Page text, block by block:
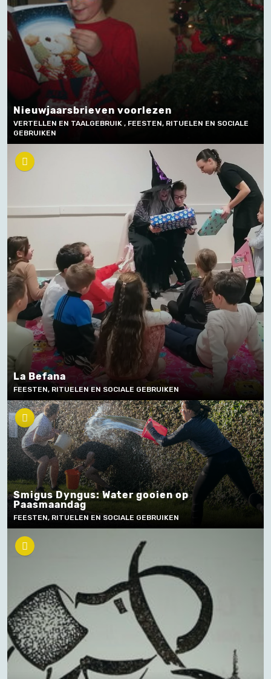
Nieuwjaarsbrieven voorlezen
VERTELLEN EN TAALGEBRUIK , FEESTEN, RITUELEN EN SOCIALE
GEBRUIKEN
La Befana
FEESTEN, RITUELEN EN SOCIALE GEBRUIKEN
Smigus Dyngus: Water gooien op
Paasmaandag
FEESTEN, RITUELEN EN SOCIALE GEBRUIKEN